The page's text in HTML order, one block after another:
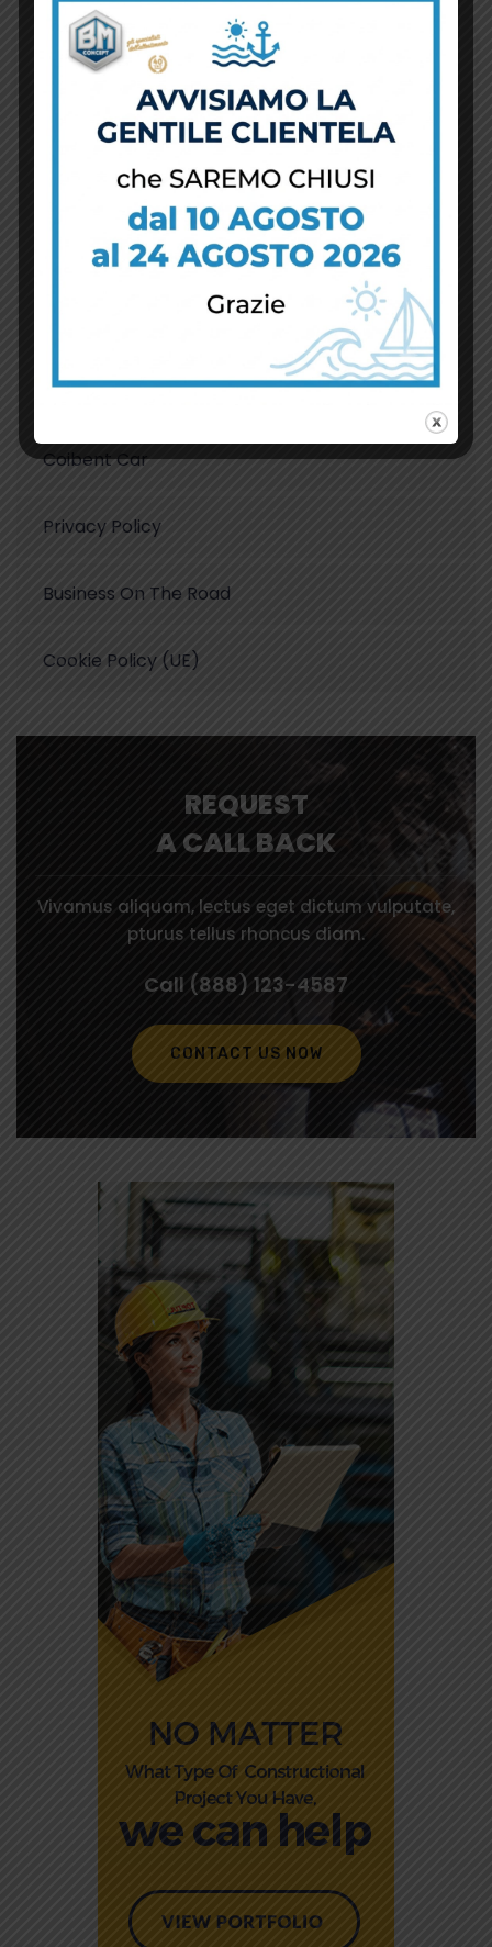
Duis lectus nulla, ornare id efficitur
vehicula, dignissim sit amet justo.
Lavora con noi
Partnership
Coibent Car
Privacy Policy
Business On The Road
Cookie Policy (UE)
REQUEST
A CALL BACK
Vivamus aliquam, lectus eget dictum vulputate,
pturus tellus rhoncus diam.
Call (888) 123-4587
CONTACT US NOW